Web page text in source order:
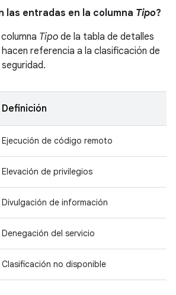
las entradas en la columna Tipo?
Tipo de la tabla de detalles
hacen referencia a la clasificación de
Definición
Ejecución de código remoto
Elevación de privilegios
Divulgación de información
Denegación del servicio
Clasificación no disponible